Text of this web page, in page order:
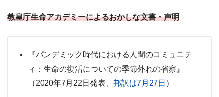
教皇庁生命アカデミーによるおかしな文書・声明
『パンデミック時代における人間のコミュニテ
ィ：生命の復活についての季節外れの省察』
（2020年7月22日発表、 邦訳は7月27日 ）